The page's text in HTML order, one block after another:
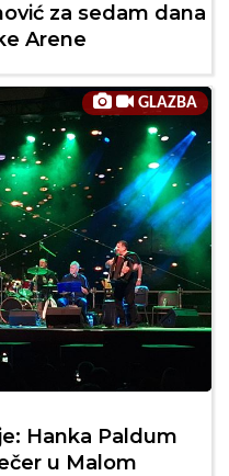
za sedam dana
Arene
GLAZBA
Hanka Paldum
u Malom